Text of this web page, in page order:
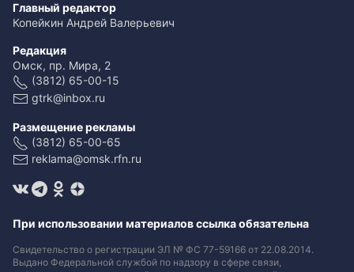
Главный редактор
Копейкин Андрей Валерьевич
Редакция
Омск, пр. Мира, 2
(3812) 65-00-15
gtrk@inbox.ru
Размещение рекламы
(3812) 65-00-65
reklama@omsk.rfn.ru
При использовании материалов ссылка обязательна
Свидетельство о регистрации ЭЛ № ФС 77-59166 от 22.08.2014.
Выдано Федеральной службой по надзору в сфере связи,